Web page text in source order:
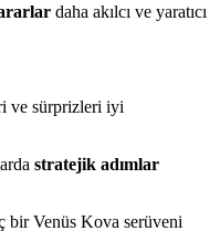
daha akılcı ve yaratıcı
ve sürprizleri iyi
stratejik adımlar
bir Venüs Kova serüveni